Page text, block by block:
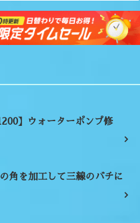
】ウォーターポンプ修
角を加工して三線のバチに